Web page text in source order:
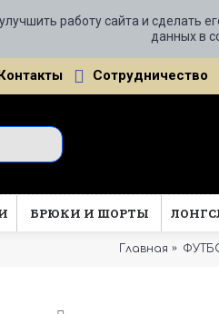
работу сайта и сделать
данных в
Сотрудничество
БРЮКИ И ШОРТЫ
Главная